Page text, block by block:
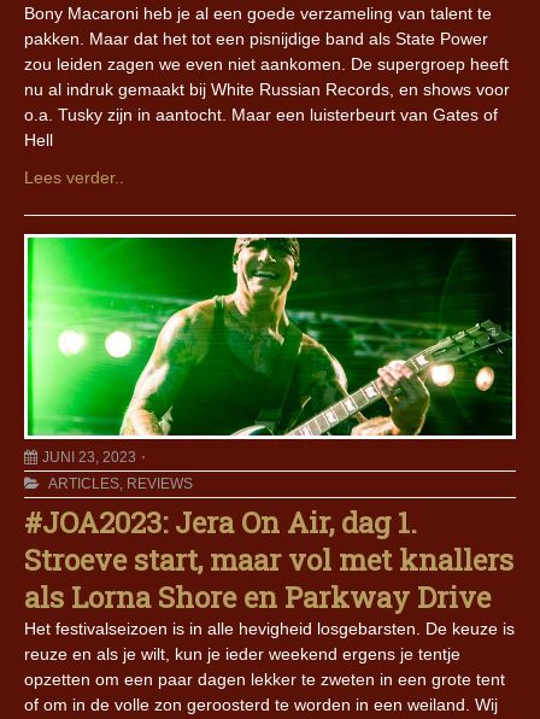
Bony Macaroni heb je al een goede verzameling van talent te
pakken. Maar dat het tot een pisnijdige band als State Power
zou leiden zagen we even niet aankomen. De supergroep heeft
nu al indruk gemaakt bij White Russian Records, en shows voor
o.a. Tusky zijn in aantocht. Maar een luisterbeurt van Gates of
Hell
Lees verder..
JUNI 23, 2023
ARTICLES, REVIEWS
#JOA2023: Jera On Air, dag 1.
Stroeve start, maar vol met knallers
als Lorna Shore en Parkway Drive
Het festivalseizoen is in alle hevigheid losgebarsten. De keuze is
reuze en als je wilt, kun je ieder weekend ergens je tentje
opzetten om een paar dagen lekker te zweten in een grote tent
of om in de volle zon geroosterd te worden in een weiland. Wij